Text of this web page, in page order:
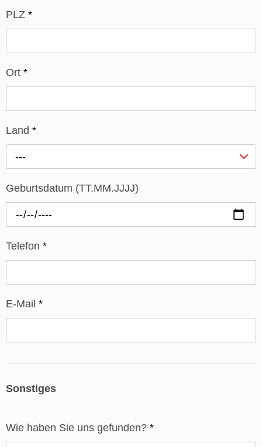
PLZ *
Ort *
Land *
---
Geburtsdatum (TT.MM.JJJJ)
Telefon *
E-Mail *
Sonstiges
Wie haben Sie uns gefunden? *